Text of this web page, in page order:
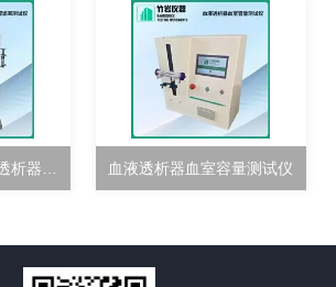
YY 0053-2016血液透析器超滤率测试仪 血液透析器血室容量测试仪